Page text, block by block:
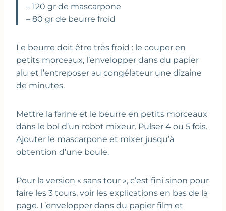
– 120 gr de mascarpone
– 80 gr de beurre froid
Le beurre doit être très froid : le couper en
petits morceaux, l’envelopper dans du papier
alu et l’entreposer au congélateur une dizaine
de minutes.
Mettre la farine et le beurre en petits morceaux
dans le bol d’un robot mixeur. Pulser 4 ou 5 fois.
Ajouter le mascarpone et mixer jusqu’à
obtention d’une boule.
Pour la version « sans tour », c’est fini sinon pour
faire les 3 tours, voir les explications en bas de la
page. L’envelopper dans du papier film et